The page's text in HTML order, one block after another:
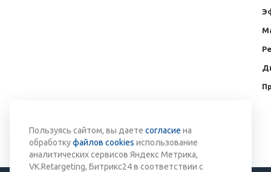
Вернуться к списку
Пользуясь сайтом, вы даете согласие на
обработкуфайлов cookies использование
аналитических сервисов Яндекс Метрика,
VK.Retargeting, Битрикс24 в соответствии с